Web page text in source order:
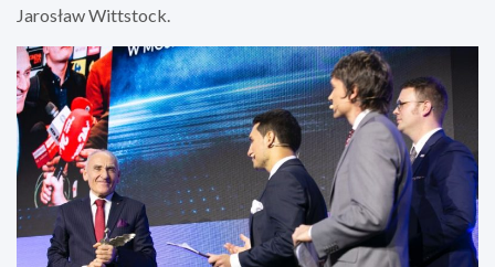
Jarosław Wittstock.